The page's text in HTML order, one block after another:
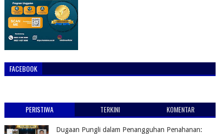
FACEBOOK
PERISTIWA TERKINI KOMENTAR
Dugaan Pungli dalam Penangguhan Penahanan: